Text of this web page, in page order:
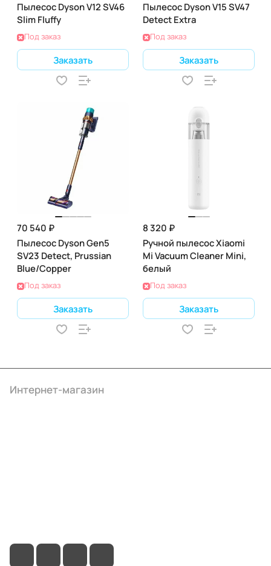
Пылесос Dyson V12 SV46
Slim Fluffy
Под заказ
Заказать
Пылесос Dyson V15 SV47
Detect Extra
Под заказ
Заказать
70 540 ₽
Пылесос Dyson Gen5
SV23 Detect, Prussian
Blue/Copper
Под заказ
Заказать
8 320 ₽
Ручной пылесос Xiaomi
Mi Vacuum Cleaner Mini,
белый
Под заказ
Заказать
Интернет-магазин